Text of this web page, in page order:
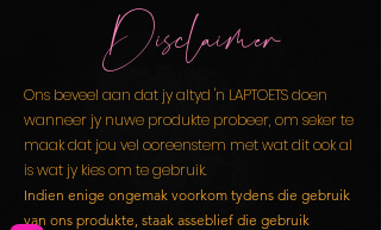
Disclaimer
Ons beveel aan dat jy altyd 'n LAPTOETS doen
wanneer jy nuwe produkte probeer, om seker te
maak dat jou vel ooreenstem met wat dit ook al
is wat jy kies om te gebruik.
Indien enige ongemak voorkom tydens die gebruik
van ons produkte, staak asseblief die gebruik